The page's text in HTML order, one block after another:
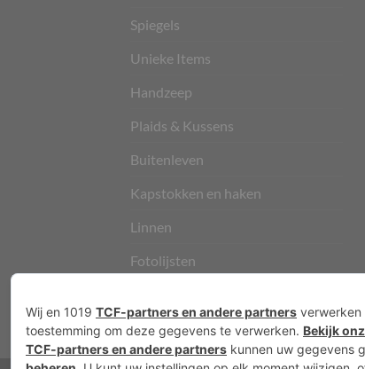
Spiegels
Unieke Items
Handzeep
Plaids & Kussens
Buitenleven
Kapstokken en haken
Linnen
Fotolijsten